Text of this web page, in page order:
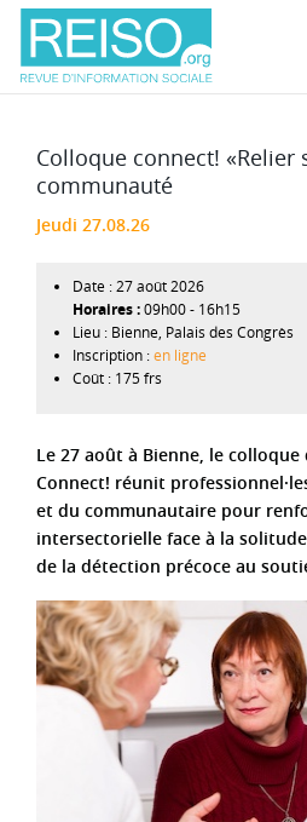
Colloque connect! «Relier
communauté
Jeudi 27.08.26
Date :27 août 2026
09h00- 16h15
Lieu : Bienne, Palais des Congrès
Inscription :en ligne
Coût : 175 frs
Le 27 août à Bienne, le colloque
Connect! réunit
et du communautaire pour
intersectorielle face à la
de la détection précoce au